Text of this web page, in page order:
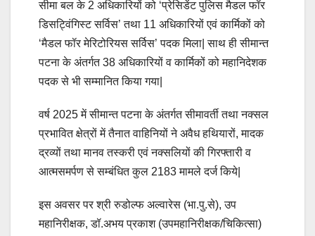
सीमा बल के 2 अधिकारियों को ‘प्रेसिडेंट पुलिस मैडल फॉर
डिसट्विंगिस्ट सर्विस’ तथा 11 अधिकारियों एवं कार्मिकों को
‘मैडल फॉर मेरिटोरियस सर्विस’ पदक मिला| साथ ही सीमान्त
पटना के अंतर्गत 38 अधिकारियों व कार्मिकों को महानिदेशक
पदक से भी सम्मानित किया गया|
वर्ष 2025 में सीमान्त पटना के अंतर्गत सीमावर्ती तथा नक्सल
प्रभावित क्षेत्रों में तैनात वाहिनियों ने अवैध हथियारों, मादक
द्रव्यों तथा मानव तस्करी एवं नक्सलियों की गिरफ्तारी व
आत्मसमर्पण से सम्बंधित कुल 2183 मामले दर्ज किये|
इस अवसर पर श्री रुडोल्फ अल्वारेस (भा.पु.से), उप
महानिरीक्षक, डॉ.अभय प्रकाश (उपमहानिरीक्षक/चिकित्सा)